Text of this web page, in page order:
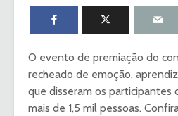
O evento de premiação do
recheado de emoção,
que disseram os participantes
mais de 1,5 mil pessoas.